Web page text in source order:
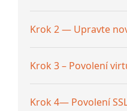
Krok 2 — Upravte
Krok 3 – Povolení
Krok 4— Povolení